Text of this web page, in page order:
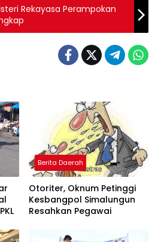
Rekayasa Perampokan
Berita Daerah
Otoriter, Oknum Petinggi
Kesbangpol Simalungun
Resahkan Pegawai